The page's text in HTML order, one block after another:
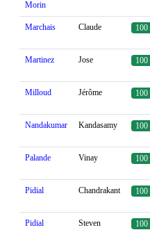
Morin
Marchais Claude
Martinez Jose
Milloud Jérôme
Nandakumar Kandasamy
Palande Vinay
Pidial Chandrakant
Pidial Steven